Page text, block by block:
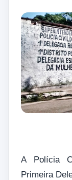
A Polícia
Primeira